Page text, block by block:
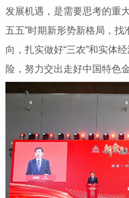
发展机遇，是需要思考的重
五五”时期新形势新格局，找
向，扎实做好“三农”和实体
险，努力交出走好中国特色